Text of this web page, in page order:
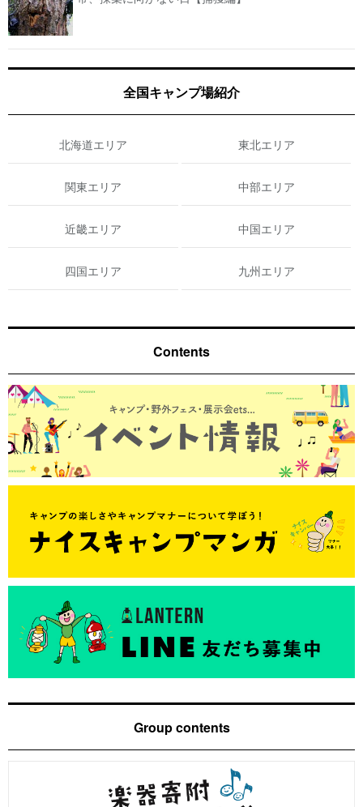
全国キャンプ場紹介
北海道エリア 東北エリア
関東エリア 中部エリア
近畿エリア 中国エリア
四国エリア 九州エリア
Contents
Group contents